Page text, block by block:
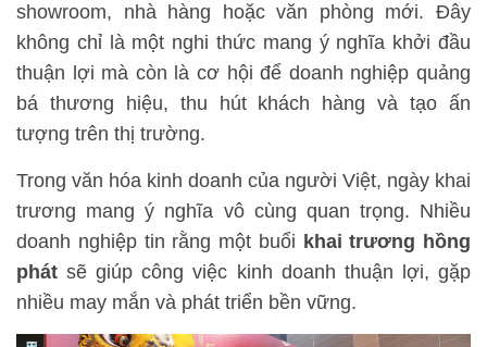
showroom, nhà hàng hoặc văn phòng mới. Đây
không chỉ là một nghi thức mang ý nghĩa khởi đầu
thuận lợi mà còn là cơ hội để doanh nghiệp quảng
bá thương hiệu, thu hút khách hàng và tạo ấn
tượng trên thị trường.
Trong văn hóa kinh doanh của người Việt, ngày khai
trương mang ý nghĩa vô cùng quan trọng. Nhiều
doanh nghiệp tin rằng một buổi khai trương hồng
phát sẽ giúp công việc kinh doanh thuận lợi, gặp
nhiều may mắn và phát triển bền vững.